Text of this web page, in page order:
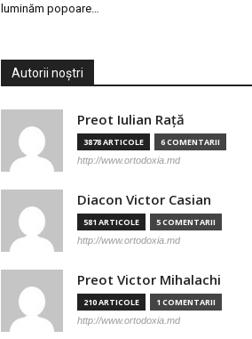
luminăm popoare…
Autorii noștri
Preot Iulian Raţă
3878 ARTICOLE 6 COMENTARII
http://www.ortodoxia.md
Diacon Victor Casian
581 ARTICOLE 5 COMENTARII
http://www.ortodoxia.md
Preot Victor Mihalachi
210 ARTICOLE 1 COMENTARII
http://www.ortodoxia.md